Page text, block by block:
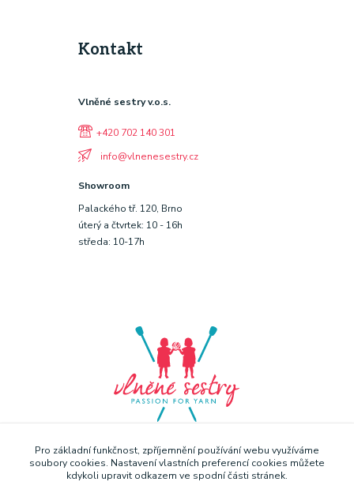
Kontakt
Vlněné sestry v.o.s.
+420 702 140 301
info@vlnenesestry.cz
Showroom
Palackého tř. 120, Brno
úterý a čtvrtek: 10 - 16h
středa: 10-17h
Pro základní funkčnost, zpříjemnění používání webu využíváme
soubory cookies. Nastavení vlastních preferencí cookies můžete
kdykoli upravit odkazem ve spodní části stránek.